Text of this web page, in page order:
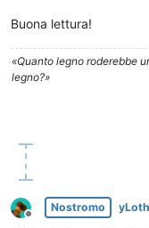
Buona lettura!
«Quanto legno roderebbe
legno?»
Non in linea
Nostromo